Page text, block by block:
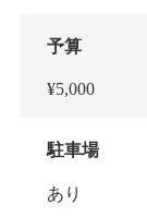
予算
¥5,000
駐車場
あり